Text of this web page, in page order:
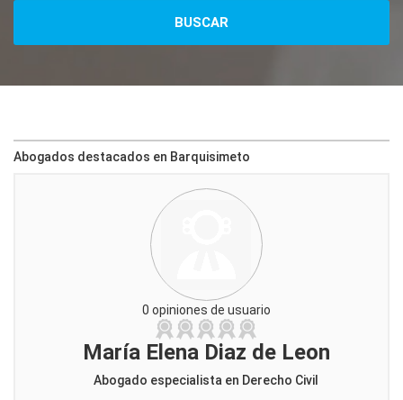
Abogados destacados en Barquisimeto
0 opiniones de usuario
María Elena Diaz de Leon
Abogado especialista en Derecho Civil